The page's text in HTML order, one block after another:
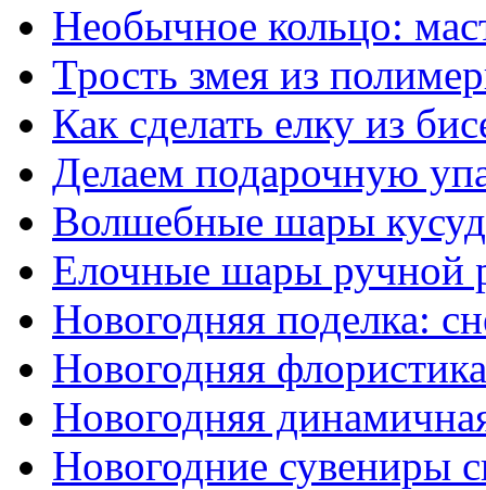
Необычное кольцо:
Трость змея из
Как сделать елку из
Делаем подарочную
Волшебные шары
Елочные шары ручной
Новогодняя поделка:
Новогодняя флористика
Новогодняя
Новогодние сувениры